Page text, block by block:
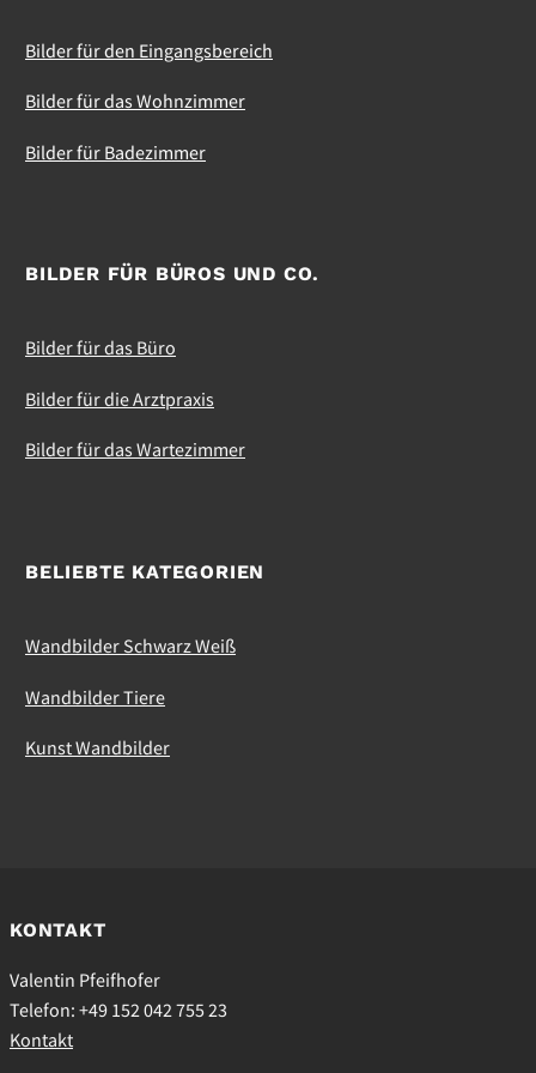
Bilder für den Eingangsbereich
Bilder für das Wohnzimmer
Bilder für Badezimmer
BILDER FÜR BÜROS UND CO.
Bilder für das Büro
Bilder für die Arztpraxis
Bilder für das Wartezimmer
BELIEBTE KATEGORIEN
Wandbilder Schwarz Weiß
Wandbilder Tiere
Kunst Wandbilder
KONTAKT
Valentin Pfeifhofer
Telefon: +49 152 042 755 23
Kontakt